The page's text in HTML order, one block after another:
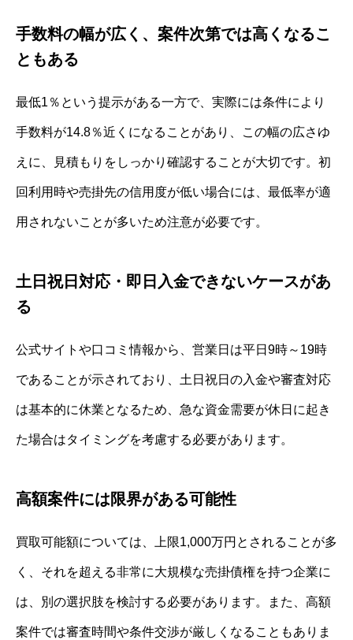
手数料の幅が広く、案件次第では高くなるこ
ともある
最低1％という提示がある一方で、実際には条件により
手数料が14.8％近くになることがあり、この幅の広さゆ
えに、見積もりをしっかり確認することが大切です。初
回利用時や売掛先の信用度が低い場合には、最低率が適
用されないことが多いため注意が必要です。
土日祝日対応・即日入金できないケースがあ
る
公式サイトや口コミ情報から、営業日は平日9時～19時
であることが示されており、土日祝日の入金や審査対応
は基本的に休業となるため、急な資金需要が休日に起き
た場合はタイミングを考慮する必要があります。
高額案件には限界がある可能性
買取可能額については、上限1,000万円とされることが多
く、それを超える非常に大規模な売掛債権を持つ企業に
は、別の選択肢を検討する必要があります。また、高額
案件では審査時間や条件交渉が厳しくなることもありま